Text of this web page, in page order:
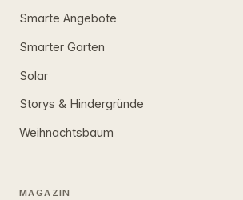
Smarte Angebote
Smarter Garten
Solar
Storys & Hindergründe
Weihnachtsbaum
MAGAZIN